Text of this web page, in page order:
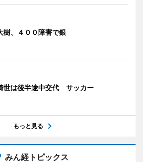
樹、４００障害で銀
世は後半途中交代 サッカー
もっと見る
みん経トピックス